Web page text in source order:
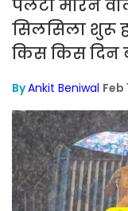
पलटी मारने
सिलसिला शुरू
किस किस दिन
ByAnkit Beniwal Feb